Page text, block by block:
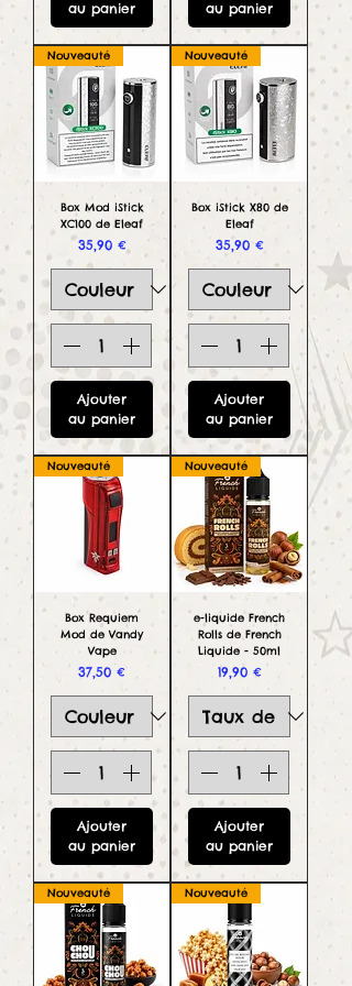
au panier
au panier
Nouveauté
Box Mod iStick
XC100 de Eleaf
Prix
35,90 €
Ajouter
au panier
Nouveauté
Box iStick X80 de
Eleaf
Prix
35,90 €
Ajouter
au panier
Nouveauté
Box Requiem
Mod de Vandy
Vape
Prix
37,50 €
Ajouter
au panier
Nouveauté
e-liquide French
Rolls de French
Liquide - 50ml
Prix
19,90 €
Ajouter
au panier
Nouveauté Nouveauté